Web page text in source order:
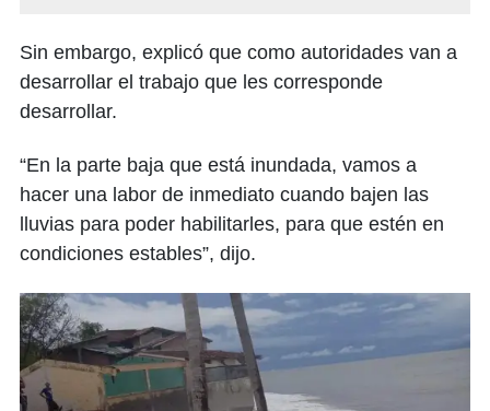
Sin embargo, explicó que como autoridades van a
desarrollar el trabajo que les corresponde
desarrollar.
“En la parte baja que está inundada, vamos a
hacer una labor de inmediato cuando bajen las
lluvias para poder habilitarles, para que estén en
condiciones estables”, dijo.